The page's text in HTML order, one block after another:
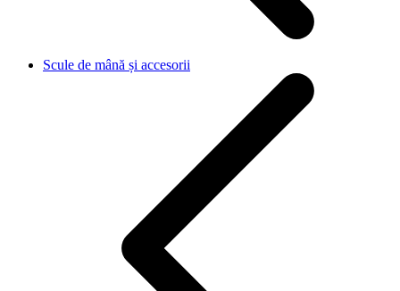
Scule de mână și accesorii